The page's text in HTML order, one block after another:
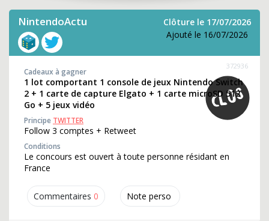
NintendoActu
Clôture le 17/07/2026
Ajouté le 16/07/2026
Commentaires 0 Note perso
372936
Cadeaux à gagner
1 lot comportant 1 console de jeux Nintendo Switch
2 + 1 carte de capture Elgato + 1 carte microSD 512
Go + 5 jeux vidéo
Principe TWITTER
Follow 3 comptes + Retweet
Conditions
Le concours est ouvert à toute personne résidant en
France